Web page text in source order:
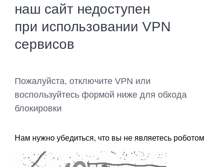
наш сайт недоступен
при использовании VPN
сервисов
Пожалуйста, отключите VPN или
воспользуйтесь формой ниже для обхода
блокировки
Нам нужно убедиться, что вы не являетесь роботом